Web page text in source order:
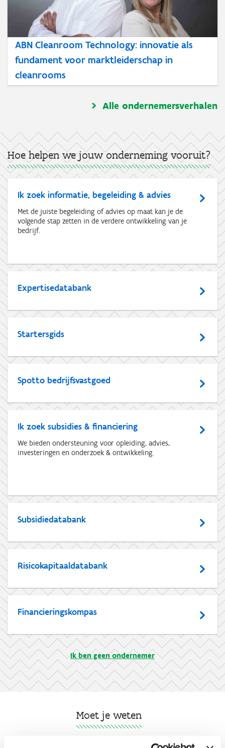
ABN Cleanroom Technology: innovatie als
fundament voor marktleiderschap in
cleanrooms
Alle ondernemersverhalen
Hoe helpen we jouw onderneming vooruit?
Ik zoek informatie, begeleiding & advies
Met de juiste begeleiding of advies op maat kan je de
volgende stap zetten in de verdere ontwikkeling van je
bedrijf.
Expertisedatabank
Startersgids
Spotto bedrijfsvastgoed
Ik zoek subsidies & financiering
We bieden ondersteuning voor opleiding, advies,
investeringen en onderzoek & ontwikkeling.
Subsidiedatabank
Risicokapitaaldatabank
Financieringskompas
Ik ben geen ondernemer
Moet je weten